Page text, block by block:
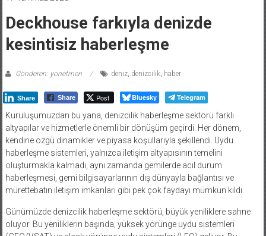
Deckhouse farkıyla denizde
kesintisiz haberleşme
Gönderen: yonetmen , ,
Share Share Post Bluesky Telegram
Kuruluşumuzdan bu yana, denizcilik haberleşme sektörü farklı
altyapılar ve hizmetlerle önemli bir dönüşüm geçirdi. Her dönem,
kendine özgü dinamikler ve piyasa koşullarıyla şekillendi. Uydu
haberleşme sistemleri, yalnızca iletişim altyapısının temelini
oluşturmakla kalmadı, aynı zamanda gemilerde acil durum
haberleşmesi, gemi bilgisayarlarının dış dünyayla bağlantısı ve
mürettebatın iletişim imkanları gibi pek çok faydayı mümkün kıldı.
Günümüzde denizcilik haberleşme sektörü, büyük yeniliklere sahne
oluyor. Bu yeniliklerin başında, yüksek yörünge uydu sistemleri